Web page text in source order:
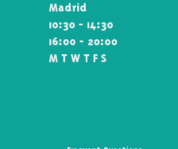
Madrid
10:30 - 14:30
16:00 - 20:00
M T W T F S